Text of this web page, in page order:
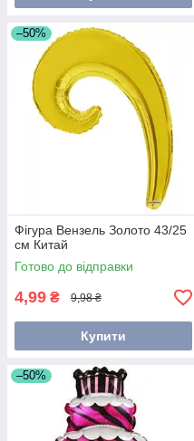
–50%
Фігура Вензель Золото 43/25
см Китай
Готово до відправки
4,99 ₴ 9,98 ₴
Купити
–50%